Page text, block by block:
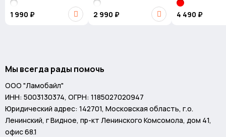
робота-пылесоса
1 990 ₽
для робота-пылесоса
2 990 ₽
для робота-
S8
4 490 ₽
Мы всегда рады помочь
ООО "Ламобайл"
ИНН: 5003130374, ОГРН: 1185027020947
Юридический адрес: 142701, Московская область, г.о.
Ленинский, г Видное, пр-кт Ленинского Комсомола, дом 41,
офис 68.1